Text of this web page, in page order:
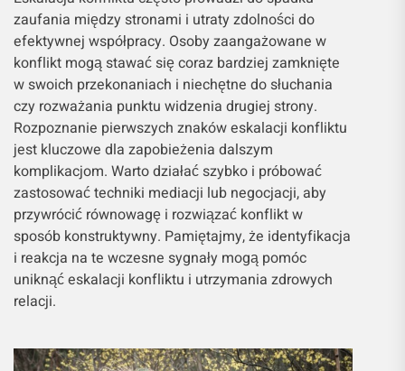
zaufania między stronami i utraty zdolności do
efektywnej współpracy. Osoby zaangażowane w
konflikt mogą stawać się coraz bardziej zamknięte
w swoich przekonaniach i niechętne do słuchania
czy rozważania punktu widzenia drugiej strony.
Rozpoznanie pierwszych znaków eskalacji konfliktu
jest kluczowe dla zapobieżenia dalszym
komplikacjom. Warto działać szybko i próbować
zastosować techniki mediacji lub negocjacji, aby
przywrócić równowagę i rozwiązać konflikt w
sposób konstruktywny. Pamiętajmy, że identyfikacja
i reakcja na te wczesne sygnały mogą pomóc
uniknąć eskalacji konfliktu i utrzymania zdrowych
relacji.